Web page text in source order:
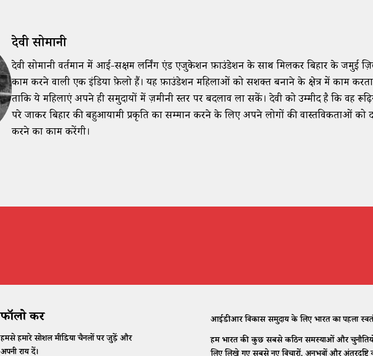
देवश्री सोमानी
देवश्री सोमानी वर्तमान में आई-सक्षम लर्निंग एंड एजुकेशन फ़ाउंडेशन के साथ मिलकर बिहार के जमुई
काम करने वाली एक इंडिया फ़ेलो हैं। यह फ़ाउंडेशन महिलाओं को सशक्त बनाने के क्षेत्र में काम
ताकि ये महिलाएं अपने ही समुदायों में ज़मीनी स्तर पर बदलाव ला सकें। देवश्री को उम्मीद है कि वह
परे जाकर बिहार की बहुआयामी प्रकृति का सम्मान करने के लिए अपने लोगों की वास्तविकताओं को
करने का काम करेंगी।
आईडीआर विकास समुदाय के लिए भारत का पहला
हम भारत की कुछ सबसे कठिन समस्याओं और चुनौतियों
फॉलो करें
हमसे हमारे सोशल मीडिया चैनलों पर जुड़ें और
अपनी राय दें।